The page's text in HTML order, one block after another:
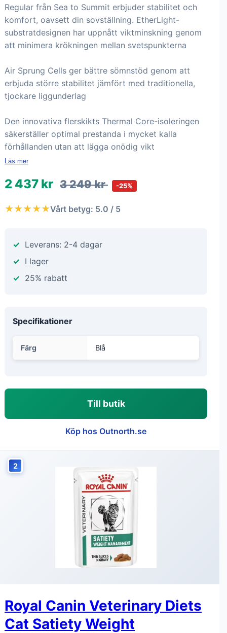
Regular från Sea to Summit erbjuder stabilitet och
komfort, oavsett din sovställning. EtherLight-
substratdesignen har uppnått viktminskning genom
att minimera krökningen mellan svetspunkterna
Air Sprung Cells ger bättre sömnstöd genom att
erbjuda större stabilitet jämfört med traditionella,
tjockare liggunderlag
Den innovativa flerskikts Thermal Core-isoleringen
säkerställer optimal prestanda i mycket kalla
förhållanden utan att lägga onödig vikt
Läs mer
2 437 kr 3 249 kr -25%
★★★★★Vårt betyg: 5.0 / 5
Leverans: 2-4 dagar
I lager
25% rabatt
Specifikationer
Färg Blå
Till butik
Köp hos Outnorth.se
2
Royal Canin Veterinary Diets
Cat Satiety Weight